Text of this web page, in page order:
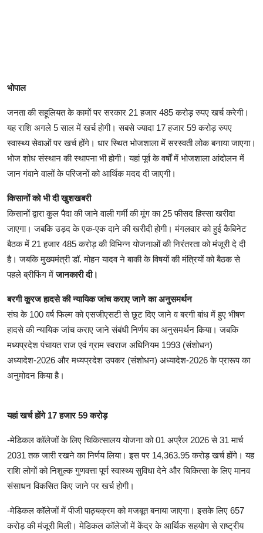
भोपाल
जनता की सहूलियत के कामों पर सरकार 21 हजार 485 करोड़ रुपए खर्च करेगी।
यह राशि अगले 5 साल में खर्च होगी। सबसे ज्यादा 17 हजार 59 करोड़ रुपए
स्वास्थ्य सेवाओं पर खर्च होंगे। धार स्थित भोजशाला में सरस्वती लोक बनाया जाएगा।
भोज शोध संस्थान की स्थापना भी होगी। यहां पूर्व के वर्षों में भोजशाला आंदोलन में
जान गंवाने वालों के परिजनों को आर्थिक मदद दी जाएगी।
किसानों को भी दी खुशखबरी
किसानों द्वारा कुल पैदा की जाने वाली गर्मी की मूंग का 25 फीसद हिस्सा खरीदा
जाएगा। जबकि उड़द के एक-एक दाने की खरीदी होगी। मंगलवार को हुई कैबिनेट
बैठक में 21 हजार 485 करोड़ की विभिन्न योजनाओं की निरंतरता को मंजूरी दे दी
है। जबकि मुख्यमंत्री डॉ. मोहन यादव ने बाकी के विषयों की मंत्रियों को बैठक से
पहले ब्रीफिंग मेंजानकारी दी।
बरगी कू्रज हादसे की न्यायिक जांच कराए जाने का अनुसमर्थन
संघ के 100 वर्ष फिल्म को एसजीएसटी से छूट दिए जाने व बरगी बांध में हुए भीषण
हादसे की न्यायिक जांच कराए जाने संबंधी निर्णय का अनुसमर्थन किया। जबकि
मध्यप्रदेश पंचायत राज एवं ग्राम स्वराज अधिनियम 1993 (संशोधन)
अध्यादेश-2026 और मध्यप्रदेश उपकर (संशोधन) अध्यादेश-2026 के प्रारूप का
अनुमोदन किया है।
यहां खर्च होंगे 17 हजार 59 करोड़
-मेडिकल कॉलेजों के लिए चिकित्सालय योजना को 01 अप्रैल 2026 से 31 मार्च
2031 तक जारी रखने का निर्णय लिया। इस पर 14,363.95 करोड़ खर्च होंगे। यह
राशि लोगों को निशुल्क गुणवत्ता पूर्ण स्वास्थ्य सुविधा देने और चिकित्सा के लिए मानव
संसाधन विकसित किए जाने पर खर्च होगी।
-मेडिकल कॉलेजों में पीजी पाठ्यक्रम को मजबूत बनाया जाएगा। इसके लिए 657
करोड़ की मंजूरी मिली। मेडिकल कॉलेजों में केंद्र के आर्थिक सहयोग से राष्ट्रीय